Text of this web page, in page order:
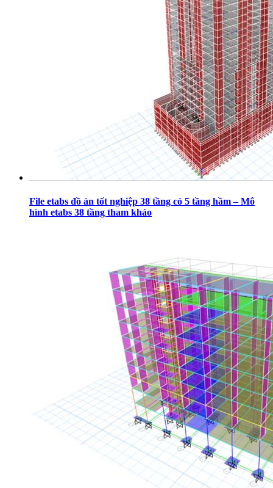
File etabs đồ án tốt nghiệp 38 tầng có 5 tầng hầm – Mô
hình etabs 38 tầng tham khảo